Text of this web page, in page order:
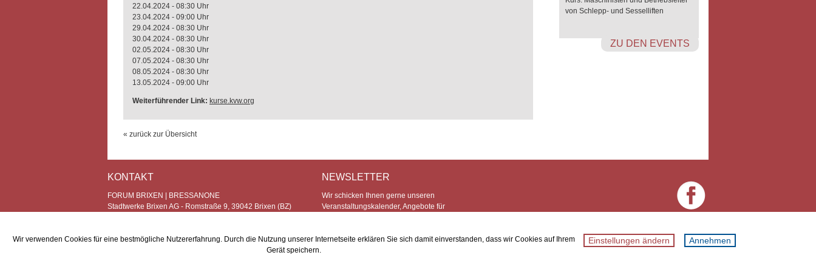
22.04.2024 - 08:30 Uhr
23.04.2024 - 09:00 Uhr
29.04.2024 - 08:30 Uhr
30.04.2024 - 08:30 Uhr
02.05.2024 - 08:30 Uhr
07.05.2024 - 08:30 Uhr
08.05.2024 - 08:30 Uhr
13.05.2024 - 09:00 Uhr
Weiterführender Link: kurse.kvw.org
« zurück zur Übersicht
von Schlepp- und Sesselliften
ZU DEN EVENTS
KONTAKT
FORUM BRIXEN | BRESSANONE
Stadtwerke Brixen AG - Romstraße 9, 39042 Brixen (BZ)
NEWSLETTER
Wir schicken Ihnen gerne unseren
Veranstaltungskalender, Angebote für
Wir verwenden Cookies für eine bestmögliche Nutzererfahrung. Durch die Nutzung unserer Internetseite erklären Sie sich damit einverstanden, dass wir Cookies auf Ihrem
Gerät speichern.
Einstellungen ändern Annehmen